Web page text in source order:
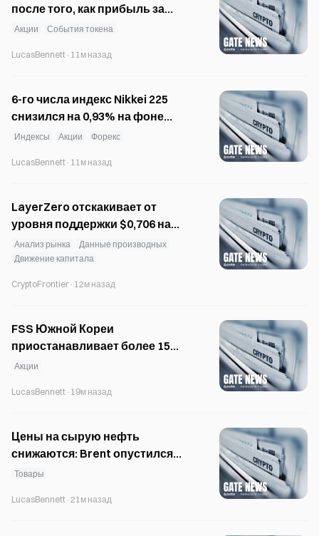
после того, как прибыль за
второй квартал превысила
увеличилось на 19%
Акции События токена
LucasBennett · 11м назад
6-го числа индекс Nikkei 225
снизился на 0,93% на фоне
падения акций производителей
Индексы Акции Форекс
LucasBennett · 11м назад
LayerZero отскакивает от
уровня поддержки $0,706 на
фоне удвоения объёма торгов
Анализ рынка
Данные производных
Движение капитала
CryptoFrontier · 12м назад
FSS Южной Кореи
приостанавливает более 15
размещений акций по
фоне изменений в
Акции
LucasBennett · 19м назад
Цены на сырую нефть
снижаются: Brent опустился
ниже $80, а WTI приблизилась к
Товары
LucasBennett · 21м назад